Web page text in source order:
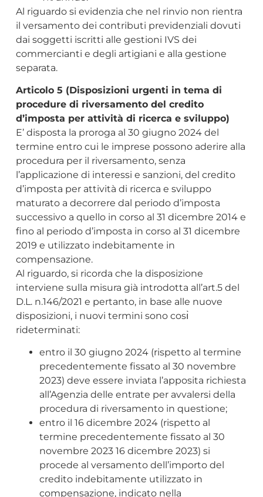
Al riguardo si evidenzia che nel rinvio non rientra
il versamento dei contributi previdenziali dovuti
dai soggetti iscritti alle gestioni IVS dei
commercianti e degli artigiani e alla gestione
separata.
Articolo 5 (Disposizioni urgenti in tema di
procedure di riversamento del credito
d’imposta per attività di ricerca e sviluppo)
E’ disposta la proroga al 30 giugno 2024 del
termine entro cui le imprese possono aderire alla
procedura per il riversamento, senza
l’applicazione di interessi e sanzioni, del credito
d’imposta per attività di ricerca e sviluppo
maturato a decorrere dal periodo d’imposta
successivo a quello in corso al 31 dicembre 2014 e
fino al periodo d’imposta in corso al 31 dicembre
2019 e utilizzato indebitamente in
compensazione.
Al riguardo, si ricorda che la disposizione
interviene sulla misura già introdotta all’art.5 del
D.L. n.146/2021 e pertanto, in base alle nuove
disposizioni, i nuovi termini sono cosı̀
rideterminati:
entro il 30 giugno 2024 (rispetto al termine
precedentemente fissato al 30 novembre
2023) deve essere inviata l’apposita richiesta
all’Agenzia delle entrate per avvalersi della
procedura di riversamento in questione;
entro il 16 dicembre 2024 (rispetto al
termine precedentemente fissato al 30
novembre 2023 16 dicembre 2023) si
procede al versamento dell’importo del
credito indebitamente utilizzato in
compensazione, indicato nella